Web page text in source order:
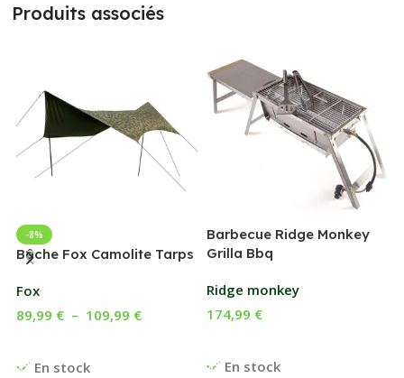
Produits associés
-8%
Bâche Fox Camolite Tarps
Fox
En stock
89,99 € – 109,99 €
Barbecue Ridge Monkey
Grilla Bbq
Ridge monkey
En stock
174,99 €